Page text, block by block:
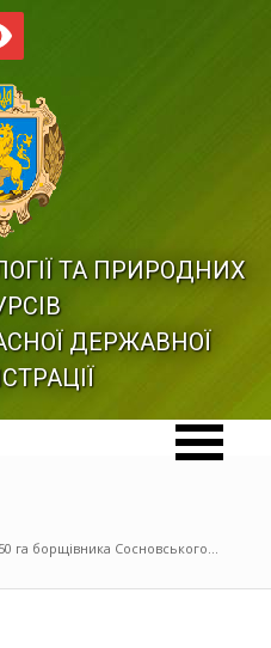
ТА ПРИРОДНИХ
ДЕРЖАВНОЇ
га борщівника Сосновського...